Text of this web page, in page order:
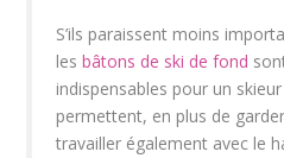
S’ils paraissent moins
lesbâtons de ski de fond
indispensables pour un
permettent, en plus de
travailler également avec le